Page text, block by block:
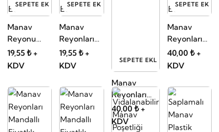
SEPETE EKLE
Manav
Reyonu
Ahşap
Saplamalı
Etiketlik
19,55 ₺ +
KDV
SEPETE EKLE
Manav
Reyonları
Kürdan
Saplamalı
Etiketlik..
19,55 ₺ +
KDV
SEPETE EKLE
Manav
Reyonları
Mandallı
Fiyatlık Kare
Etiketlik
40,00 ₺ +
KDV
SEPETE EKLE
Manav
Reyonları
Mandallı
Fiyatlık
Etiketlik
40,00 ₺ +
KDV